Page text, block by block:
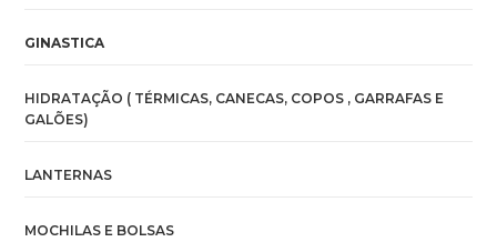
GINASTICA
HIDRATAÇÃO ( TÉRMICAS, CANECAS, COPOS , GARRAFAS E
GALÕES)
LANTERNAS
MOCHILAS E BOLSAS